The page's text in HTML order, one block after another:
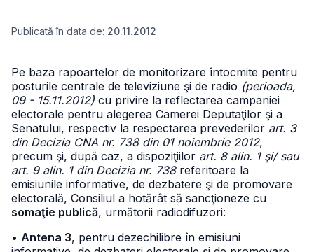
Publicată în data de: 20.11.2012
Pe baza rapoartelor de monitorizare întocmite pentru
posturile centrale de televiziune şi de radio (perioada,
09 - 15.11.2012) cu privire la reflectarea campaniei
electorale pentru alegerea Camerei Deputaţilor şi a
Senatului, respectiv la respectarea prevederilor art. 3
din Decizia CNA nr. 738 din 01 noiembrie 2012,
precum şi, după caz, a dispoziţiilor art. 8 alin. 1 şi/ sau
art. 9 alin. 1 din Decizia nr. 738referitoare la
emisiunile informative, de dezbatere şi de promovare
electorală, Consiliul a hotărât să sancţioneze cu
somaţie publică, următorii radiodifuzori:
• Antena 3, pentru dezechilibre în emisiuni